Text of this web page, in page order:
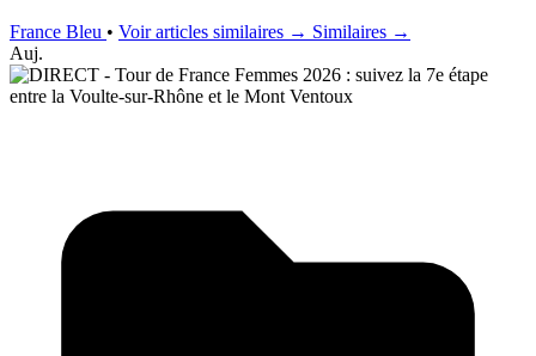
France Bleu • Voir articles similaires → Similaires →
Auj.